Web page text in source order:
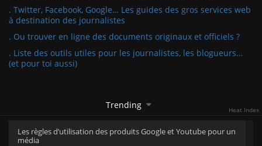
. Twitter, Facebook, Google… Les guides des gros services web
à destination des journalistes
. Ou trouver en ligne des documents originaux et officiels ?
. Liste des outils utiles pour les journalistes, les blogueurs…
(et pour toi aussi)
Trending Heat Index
Les règles d’utilisation des produits Google et Youtube pour un
média